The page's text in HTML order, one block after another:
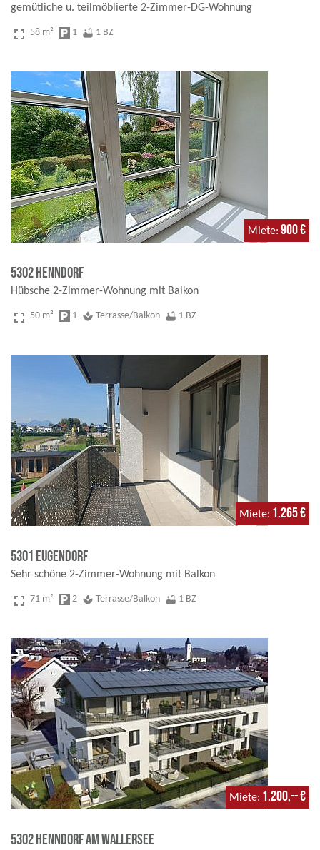
gemütliche u. teilmöblierte 2-Zimmer-DG-Wohnung
fullscreen 58 m² local_parking 1 bathtub 1 BZ
Miete 900 €
5302 Henndorf
Hübsche 2-Zimmer-Wohnung mit Balkon
fullscreen 50 m² local_parking 1 spa Terrasse/Balkon bathtub 1 BZ
Miete 1.265 €
5301 Eugendorf
Sehr schöne 2-Zimmer-Wohnung mit Balkon
fullscreen 71 m² local_parking 2 spa Terrasse/Balkon bathtub 1 BZ
Miete 1.200,-- €
5302 Henndorf am Wallersee